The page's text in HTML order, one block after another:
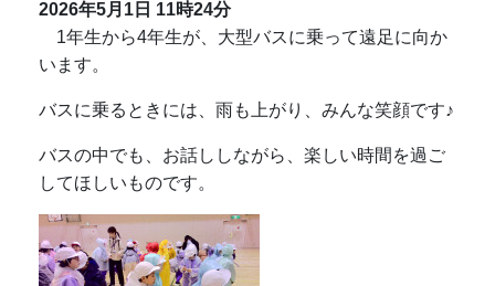
2026年5月1日 11時24分
1年生から4年生が、大型バスに乗って遠足に向か
います。
バスに乗るときには、雨も上がり、みんな笑顔です♪
バスの中でも、お話ししながら、楽しい時間を過ご
してほしいものです。